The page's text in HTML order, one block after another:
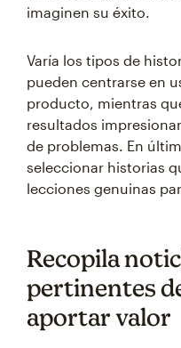
imaginen su éxito.
Varía los tipos de
pueden centrarse en
producto, mientras
resultados
de problemas. En
seleccionar historias
lecciones genuinas
Recopila
pertinentes
aportar valor